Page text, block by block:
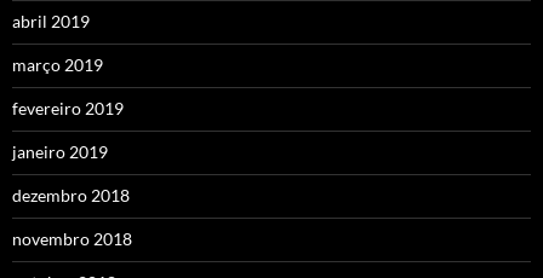
abril 2019
março 2019
fevereiro 2019
janeiro 2019
dezembro 2018
novembro 2018